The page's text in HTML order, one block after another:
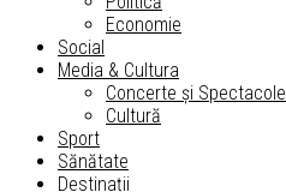
Economie
Social
Media & Cultura
Concerte și Spectacole
Cultură
Sport
Sănătate
Destinații